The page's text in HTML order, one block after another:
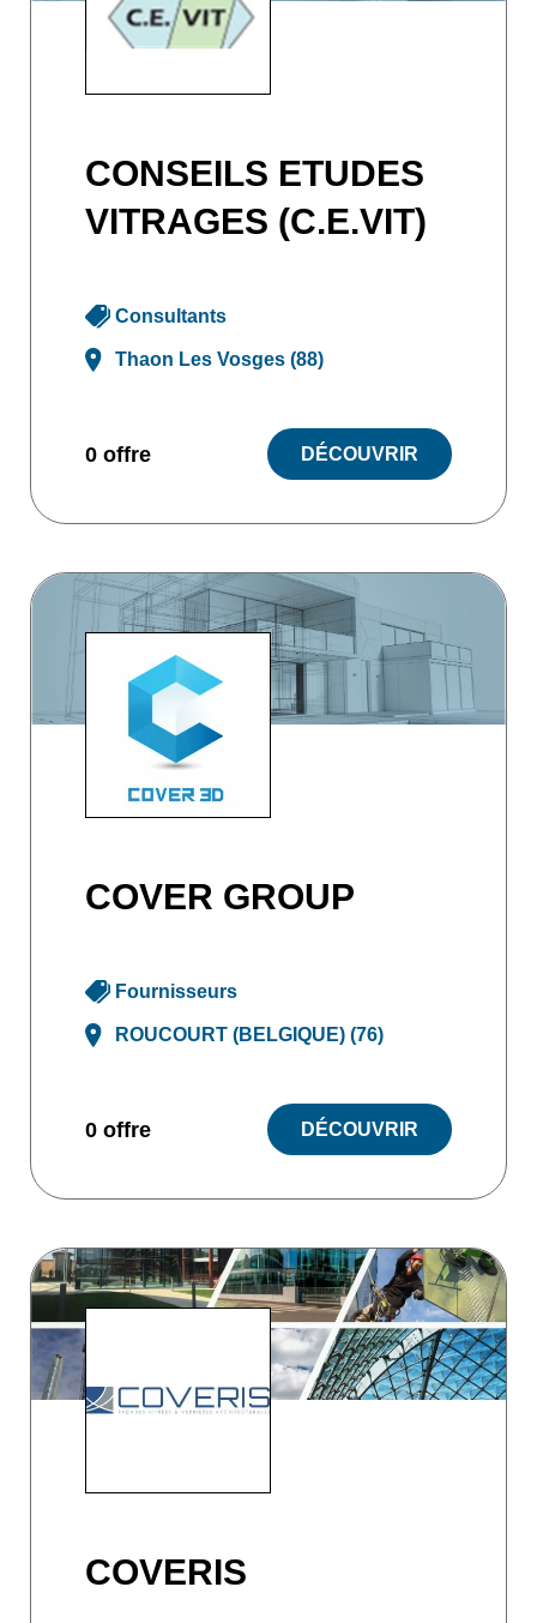
CONSEILS ETUDES
VITRAGES (C.E.VIT)
Consultants
Thaon Les Vosges (88)
0 offre DÉCOUVRIR
COVER GROUP
Fournisseurs
ROUCOURT (BELGIQUE) (76)
0 offre DÉCOUVRIR
COVERIS